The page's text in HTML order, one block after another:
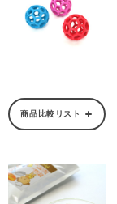
商品比較リスト